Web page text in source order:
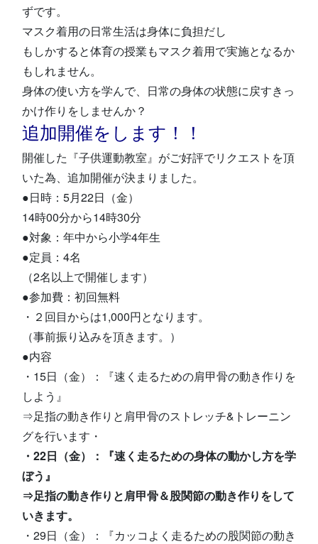
ずです。
マスク着用の日常生活は身体に負担だし
もしかすると体育の授業もマスク着用で実施となるか
もしれません。
身体の使い方を学んで、日常の身体の状態に戻すきっ
かけ作りをしませんか？
追加開催をします！！
開催した『子供運動教室』がご好評でリクエストを頂
いた為、追加開催が決まりました。
●日時：5月22日（金）
14時00分から14時30分
●対象：年中から小学4年生
●定員：4名
（2名以上で開催します）
●参加費：初回無料
・２回目からは1,000円となります。
（事前振り込みを頂きます。）
●内容
・15日（金）：『速く走るための肩甲骨の動き作りを
しよう』
⇒足指の動き作りと肩甲骨のストレッチ&トレーニン
グを行います・
・22日（金）：『速く走るための身体の動かし方を学
ぼう』
⇒足指の動き作りと肩甲骨＆股関節の動き作りをして
いきます。
・29日（金）：『カッコよく走るための股関節の動き